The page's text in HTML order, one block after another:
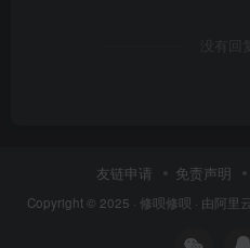
没有回
友链申请 免责声明
Copyright © 2025 · 修呗修呗 · 由阿里云